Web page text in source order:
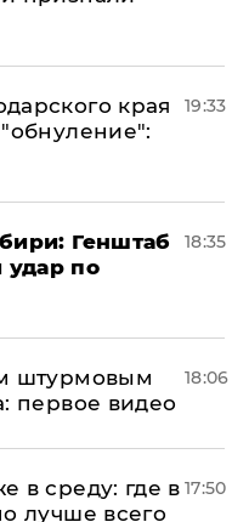
края
19:33
Генштаб
по
18:35
штурмовым
первое видео
18:06
в среду: где в
лучше всего
17:50